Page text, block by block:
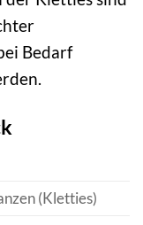
Bedarf
(Kletties)